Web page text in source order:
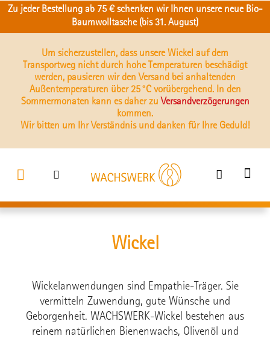
Zu jeder Bestellung ab 75 € schenken wir Ihnen unsere neue Bio-
Baumwolltasche (bis 31. August)
Um sicherzustellen, dass unsere Wickel auf dem
Transportweg nicht durch hohe Temperaturen beschädigt
werden, pausieren wir den Versand bei anhaltenden
Außentemperaturen über 25 °C vorübergehend. In den
Sommermonaten kann es daher zu Versandverzögerungen
kommen.
Wir bitten um Ihr Verständnis und danken für Ihre Geduld!
Wickel
Wickelanwendungen sind Empathie-Träger. Sie
vermitteln Zuwendung, gute Wünsche und
Geborgenheit. WACHSWERK-Wickel bestehen aus
reinem natürlichen Bienenwachs, Olivenöl und